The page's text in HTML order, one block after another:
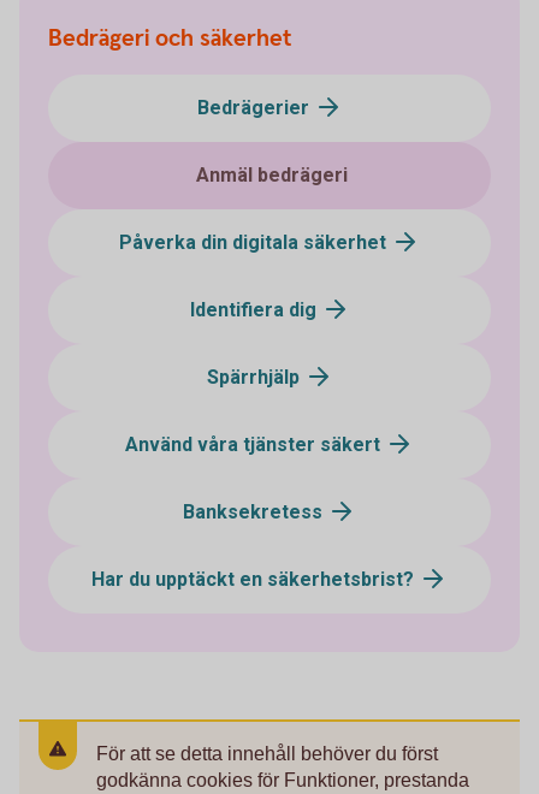
Bedrägeri och säkerhet
Bedrägerier
Anmäl bedrägeri
Påverka din digitala säkerhet
Identifiera dig
Spärrhjälp
Använd våra tjänster säkert
Banksekretess
Har du upptäckt en säkerhetsbrist?
För att se detta innehåll behöver du först
godkänna cookies för Funktioner, prestanda